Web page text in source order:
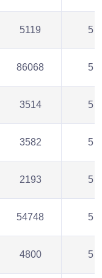
5119 5
86068 5
3514 5
3582 5
2193 5
54748 5
4800 5